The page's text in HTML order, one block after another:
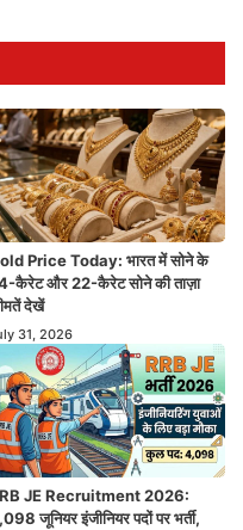
Price Today: भारत में सोने के
कैरेट और 22-कैरेट सोने की ताज़ा
देखें
31, 2026
JE Recruitment 2026:
जूनियर इंजीनियर पदों पर भर्ती,